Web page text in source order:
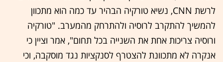
לרשת CNN, נשיא טורקיה הבהיר עד כמה הוא מתכוון
להמשיך להתקרב לרוסיה ולהתרחק מהמערב. "טורקיה
ורוסיה צריכות אחת את השנייה בכל תחום", אמר וציין כי
אנקרה לא מתכוונת להצטרף לסנקציות נגד מוסקבה, וכי